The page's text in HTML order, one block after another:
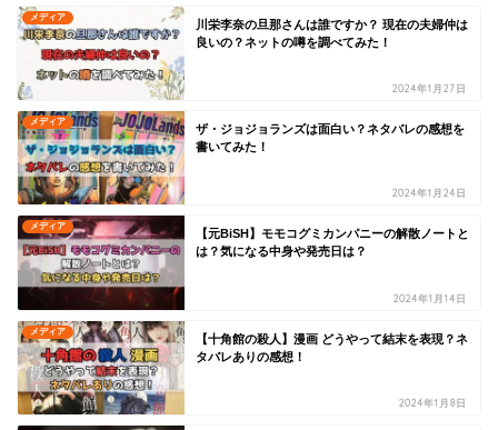
メディア
川栄李奈の旦那さんは誰ですか？ 現在の夫婦仲は
良いの？ネットの噂を調べてみた！
2024年1月27日
メディア
ザ・ジョジョランズは面白い？ネタバレの感想を
書いてみた！
2024年1月24日
メディア
【元BiSH】モモコグミカンパニーの解散ノートと
は？気になる中身や発売日は？
2024年1月14日
メディア
【十角館の殺人】漫画 どうやって結末を表現？ネ
タバレありの感想！
2024年1月8日